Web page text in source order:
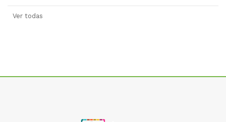
Ver todas